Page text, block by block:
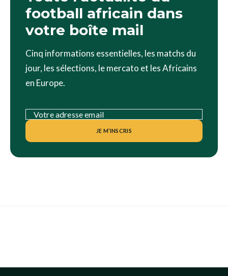
football africain dans
votre boîte mail
Cinq informations essentielles, les matchs du
jour, les sélections, le mercato et les Africains
en Europe.
JE M’INSCRIS